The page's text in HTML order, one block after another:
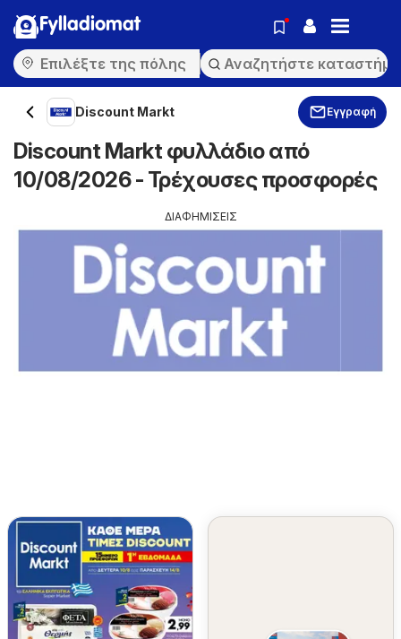
Fylladiomat
Discount Markt Εγγραφή
Discount Markt φυλλάδιο από
10/08/2026 - Τρέχουσες προσφορές
ΔΙΑΦΗΜΙΣΕΙΣ